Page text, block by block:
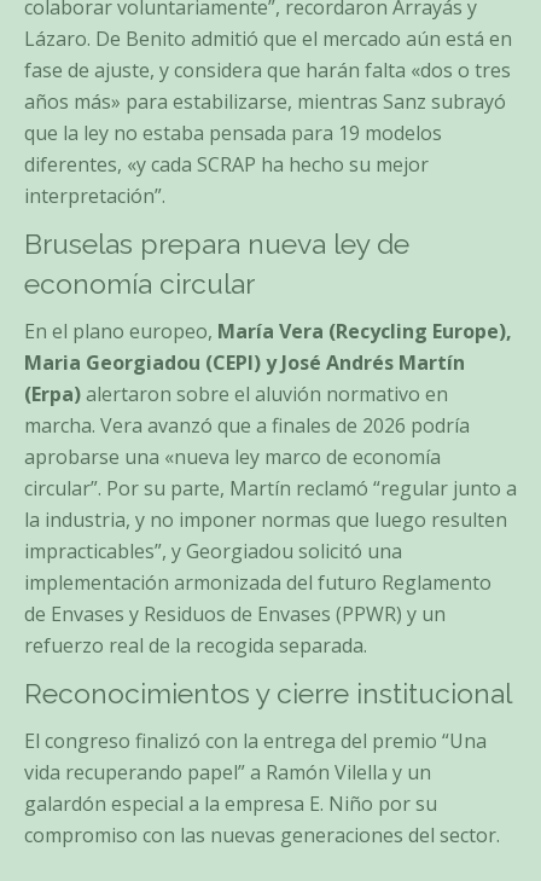
colaborar voluntariamente”, recordaron Arrayás y
Lázaro. De Benito admitió que el mercado aún está en
fase de ajuste, y considera que harán falta «dos o tres
años más» para estabilizarse, mientras Sanz subrayó
que la ley no estaba pensada para 19 modelos
diferentes, «y cada SCRAP ha hecho su mejor
interpretación”.
Bruselas prepara nueva ley de
economía circular
En el plano europeo, María Vera (Recycling Europe),
Maria Georgiadou (CEPI) y José Andrés Martín
(Erpa)alertaron sobre el aluvión normativo en
marcha. Vera avanzó que a finales de 2026 podría
aprobarse una «nueva ley marco de economía
circular”. Por su parte, Martín reclamó “regular junto a
la industria, y no imponer normas que luego resulten
impracticables”, y Georgiadou solicitó una
implementación armonizada del futuro Reglamento
de Envases y Residuos de Envases (PPWR) y un
refuerzo real de la recogida separada.
Reconocimientos y cierre institucional
El congreso finalizó con la entrega del premio “Una
vida recuperando papel” a Ramón Vilella y un
galardón especial a la empresa E. Niño por su
compromiso con las nuevas generaciones del sector.